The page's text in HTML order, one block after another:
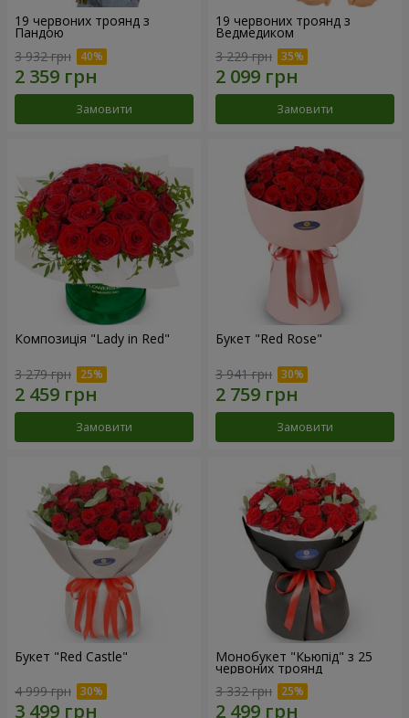
19 червоних троянд з
Пандою
3 932 грн
Замовити
19 червоних троянд з
Ведмедиком
3 229 грн
Замовити
Композиція "Lady in Red"
3 279 грн
Замовити
Букет "Red Rose"
3 941 грн
Замовити
Букет "Red Castle"
4 999 грн
Монобукет "Кьюпід" з 25
червоних троянд
3 332 грн